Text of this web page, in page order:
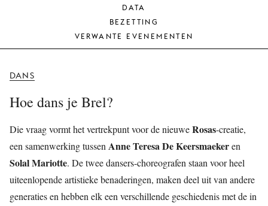
DATA
BEZETTING
VERWANTE EVENEMENTEN
DANS
Hoe dans je Brel?
Die vraag vormt het vertrekpunt voor de nieuweRosas-creatie,
een samenwerking tussen Anne Teresa De Keersmaekeren
Solal Mariotte. De twee dansers-choreografen staan voor heel
uiteenlopende artistieke benaderingen, maken deel uit van andere
generaties en hebben elk een verschillende geschiedenis met de in